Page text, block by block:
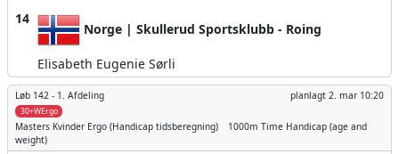
14
Norge | Skullerud Sportsklubb - Roing
Elisabeth Eugenie Sørli
Løb 142 - 1. Afdeling planlagt 2. mar 10:20
30+WErgo
Masters Kvinder Ergo (Handicap tidsberegning) 1000m Time Handicap (age and
weight)